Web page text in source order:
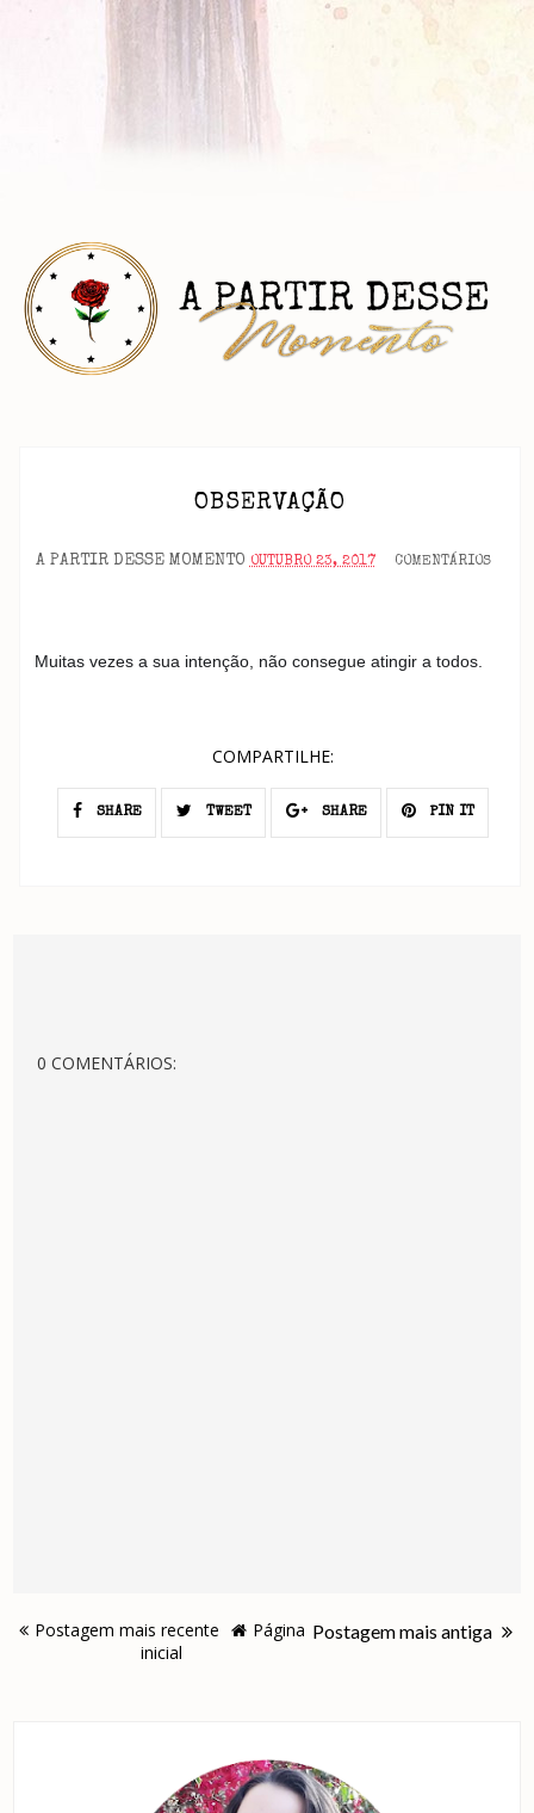
OBSERVAÇÃO
A PARTIR DESSE MOMENTO OUTUBRO 23, 2017 COMENTÁRIOS
Muitas vezes a sua intenção, não consegue atingir a todos.
COMPARTILHE:
SHARE TWEET SHARE PIN IT
0 COMENTÁRIOS:
Postagem mais recente Postagem mais antiga
Página
inicial